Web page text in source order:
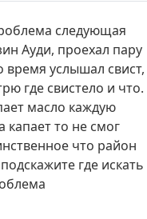
следующая
Ауди, проехал пару
время услышал свист,
где свистело и что.
масло каждую
капает то не смог
что район
где искать